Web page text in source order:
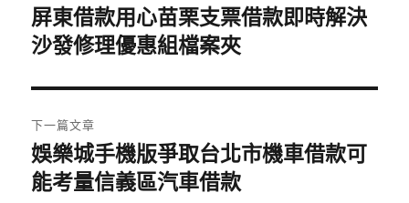
章
導
覽
上
一
文
章:
屏東借款用心苗栗支票借款即時解決
沙發修理優惠組檔案夾
下一篇文章
下
一
娛樂城手機版爭取台北市機車借款可
能考量信義區汽車借款